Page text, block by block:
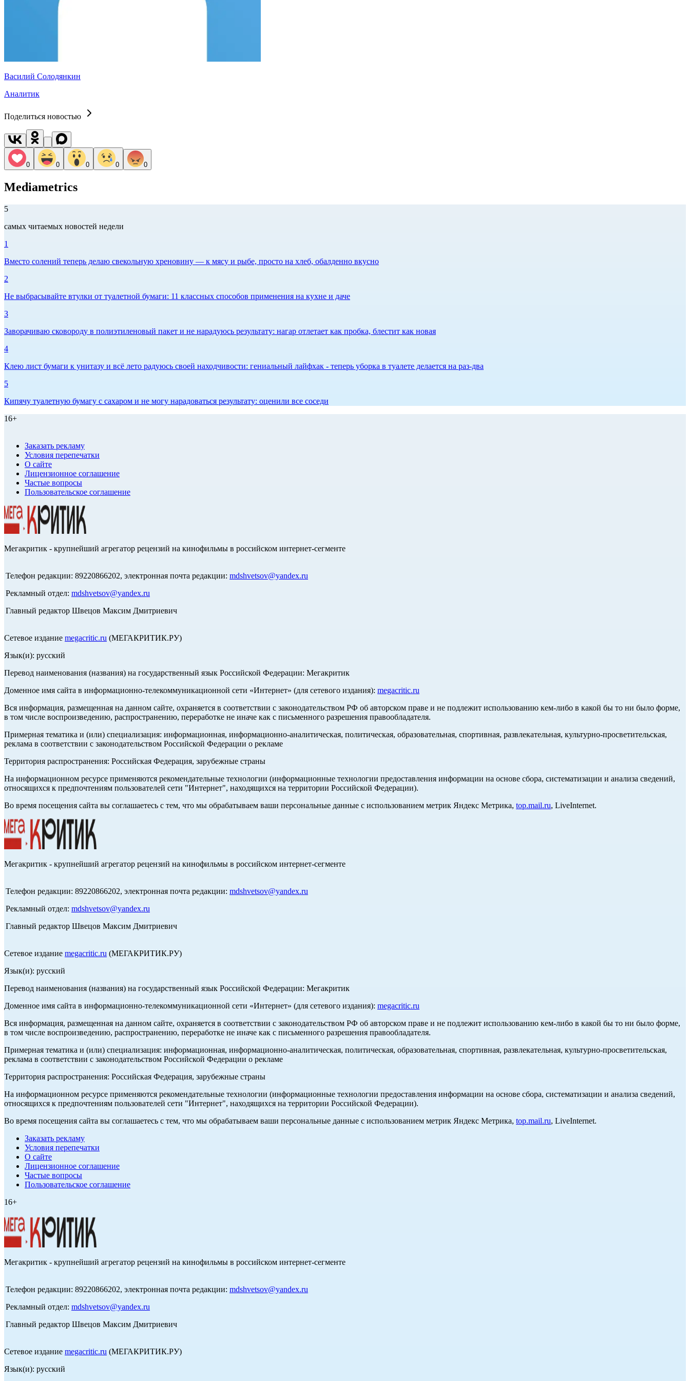
Василий Солодянкин
Аналитик
Поделиться новостью
0 0 0 0 0
Mediametrics
5
самых читаемых новостей недели
1
Вместо солений теперь делаю свекольную хреновину — к мясу и рыбе, просто на хлеб, обалденно вкусно
2
Не выбрасывайте втулки от туалетной бумаги: 11 классных способов применения на кухне и даче
3
Заворачиваю сковороду в полиэтиленовый пакет и не нарадуюсь результату: нагар отлетает как пробка, блестит как новая
4
Клею лист бумаги к унитазу и всё лето радуюсь своей находчивости: гениальный лайфхак - теперь уборка в туалете делается на раз-два
5
Кипячу туалетную бумагу с сахаром и не могу нарадоваться результату: оценили все соседи
16+
Заказать рекламу
Условия перепечатки
О сайте
Лицензионное соглашение
Частые вопросы
Пользовательское соглашение
Мегакритик - крупнейший агрегатор рецензий на кинофильмы в российском интернет-сегменте
Телефон редакции: 89220866202, электронная почта редакции: mdshvetsov@yandex.ru
Рекламный отдел: mdshvetsov@yandex.ru
Главный редактор Швецов Максим Дмитриевич
Сетевое издание megacritic.ru (МЕГАКРИТИК.РУ)
Язык(и): русский
Перевод наименования (названия) на государственный язык Российской Федерации: Мегакритик
Доменное имя сайта в информационно-телекоммуникационной сети «Интернет» (для сетевого издания): megacritic.ru
Вся информация, размещенная на данном сайте, охраняется в соответствии с законодательством РФ об авторском праве и не подлежит использованию кем-либо в какой бы то ни было форме,
в том числе воспроизведению, распространению, переработке не иначе как с письменного разрешения правообладателя.
Примерная тематика и (или) специализация: информационная, информационно-аналитическая, политическая, образовательная, спортивная, развлекательная, культурно-просветительская,
реклама в соответствии с законодательством Российской Федерации о рекламе
Территория распространения: Российская Федерация, зарубежные страны
На информационном ресурсе применяются рекомендательные технологии (информационные технологии предоставления информации на основе сбора, систематизации и анализа сведений,
относящихся к предпочтениям пользователей сети "Интернет", находящихся на территории Российской Федерации).
Во время посещения сайта вы соглашаетесь с тем, что мы обрабатываем ваши персональные данные с использованием метрик Яндекс Метрика, top.mail.ru, LiveInternet.
Мегакритик - крупнейший агрегатор рецензий на кинофильмы в российском интернет-сегменте
Телефон редакции: 89220866202, электронная почта редакции: mdshvetsov@yandex.ru
Рекламный отдел: mdshvetsov@yandex.ru
Главный редактор Швецов Максим Дмитриевич
Сетевое издание megacritic.ru (МЕГАКРИТИК.РУ)
Язык(и): русский
Перевод наименования (названия) на государственный язык Российской Федерации: Мегакритик
Доменное имя сайта в информационно-телекоммуникационной сети «Интернет» (для сетевого издания): megacritic.ru
Вся информация, размещенная на данном сайте, охраняется в соответствии с законодательством РФ об авторском праве и не подлежит использованию кем-либо в какой бы то ни было форме,
в том числе воспроизведению, распространению, переработке не иначе как с письменного разрешения правообладателя.
Примерная тематика и (или) специализация: информационная, информационно-аналитическая, политическая, образовательная, спортивная, развлекательная, культурно-просветительская,
реклама в соответствии с законодательством Российской Федерации о рекламе
Территория распространения: Российская Федерация, зарубежные страны
На информационном ресурсе применяются рекомендательные технологии (информационные технологии предоставления информации на основе сбора, систематизации и анализа сведений,
относящихся к предпочтениям пользователей сети "Интернет", находящихся на территории Российской Федерации).
Во время посещения сайта вы соглашаетесь с тем, что мы обрабатываем ваши персональные данные с использованием метрик Яндекс Метрика, top.mail.ru, LiveInternet.
Заказать рекламу
Условия перепечатки
О сайте
Лицензионное соглашение
Частые вопросы
Пользовательское соглашение
16+
Мегакритик - крупнейший агрегатор рецензий на кинофильмы в российском интернет-сегменте
Телефон редакции: 89220866202, электронная почта редакции: mdshvetsov@yandex.ru
Рекламный отдел: mdshvetsov@yandex.ru
Главный редактор Швецов Максим Дмитриевич
Сетевое издание megacritic.ru (МЕГАКРИТИК.РУ)
Язык(и): русский